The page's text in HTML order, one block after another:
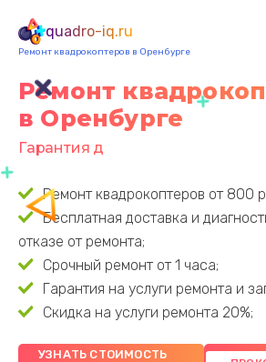
quadro-iq.ru
Ремонт квадрокоптеров в Оренбурге
Ремонт
в Оренбурге
Гарантия до 3 лет
Ремонт квадрокоптеров от 800
Бесплатная доставка и
отказе от ремонта;
Срочный ремонт от 1 часа;
Гарантия на услуги ремонта и
Скидка на услуги ремонта 20%;
УЗНАТЬ СТОИМОСТЬ